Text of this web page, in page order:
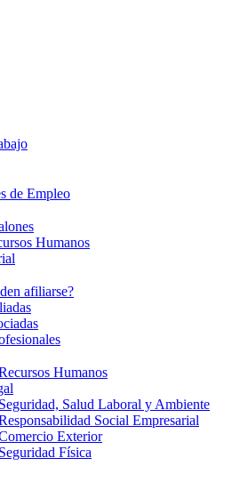
de Empleo
Humanos
afiliarse?
Humanos
Salud Laboral y Ambiente
Social Empresarial
Exterior
Física